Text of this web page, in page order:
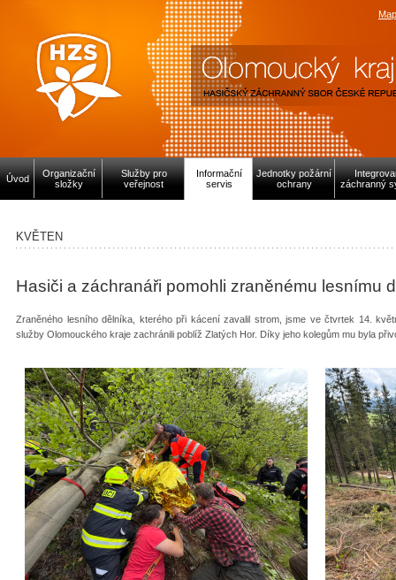
Úvod
Organizační
složky
Služby pro
veřejnost
Informační
servis
Jednotky požární
ochrany
záchranný
KVĚTEN
Hasiči a záchranáři pomohli zraněnému lesnímu
Zraněného lesního dělníka, kterého při kácení zavalil strom, jsme ve čtvrtek 14.
služby Olomouckého kraje zachránili poblíž Zlatých Hor. Díky jeho kolegům mu byla